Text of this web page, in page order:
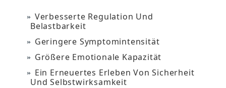
Verbesserte Regulation Und
Belastbarkeit
Geringere Symptomintensität
Größere Emotionale Kapazität
Ein Erneuertes Erleben Von Sicherheit
Und Selbstwirksamkeit